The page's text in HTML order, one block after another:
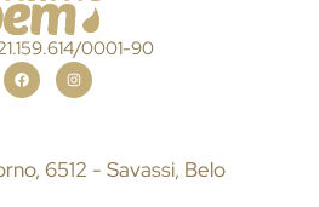
0001-90
6512 - Savassi, Belo